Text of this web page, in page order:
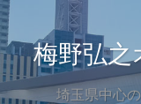
梅野弘
埼玉県中心